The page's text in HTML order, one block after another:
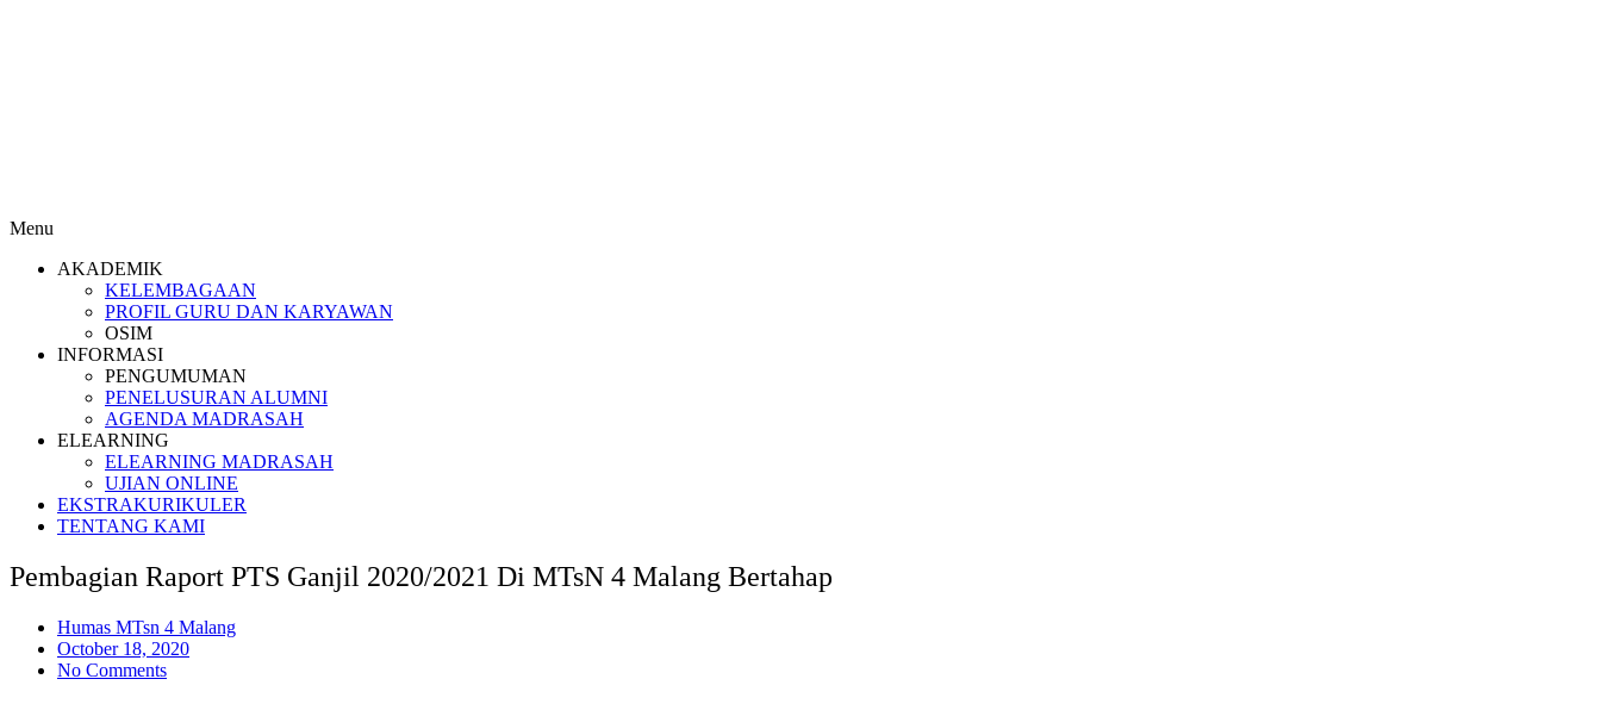
Menu
AKADEMIK
KELEMBAGAAN
PROFIL GURU DAN KARYAWAN
OSIM
INFORMASI
PENGUMUMAN
PENELUSURAN ALUMNI
AGENDA MADRASAH
ELEARNING
ELEARNING MADRASAH
UJIAN ONLINE
EKSTRAKURIKULER
TENTANG KAMI
Pembagian Raport PTS Ganjil 2020/2021 Di MTsN 4 Malang Bertahap
Humas MTsn 4 Malang
October 18, 2020
No Comments